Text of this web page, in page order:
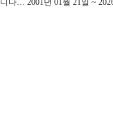
다… 2001년 01월 21일 ~